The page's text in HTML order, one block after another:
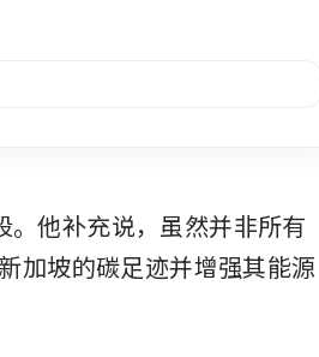
。他补充说，虽然并非所有
加坡的碳足迹并增强其能源